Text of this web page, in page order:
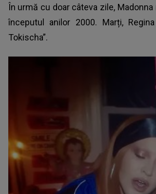
În urmă cu doar câteva zile,
începutul anilor 2000. Marți,
Tokischa”.